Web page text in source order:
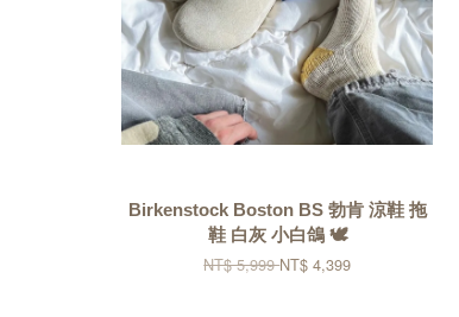
Birkenstock Boston BS 勃肯 涼鞋 拖
鞋 白灰 小白鴿 🕊️
NT$ 5,999NT$ 4,399